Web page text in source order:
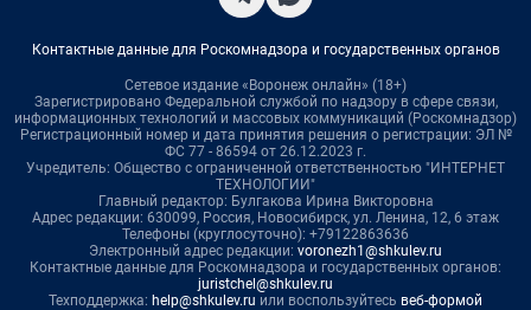
Контактные данные для Роскомнадзора и государственных органов
Сетевое издание «Воронеж онлайн» (18+)
Зарегистрировано Федеральной службой по надзору в сфере связи,
информационных технологий и массовых коммуникаций (Роскомнадзор)
Регистрационный номер и дата принятия решения о регистрации: ЭЛ №
ФС 77 - 86594 от 26.12.2023 г.
Учредитель: Общество с ограниченной ответственностью "ИНТЕРНЕТ
ТЕХНОЛОГИИ"
Главный редактор: Булгакова Ирина Викторовна
Адрес редакции: 630099, Россия, Новосибирск, ул. Ленина, 12, 6 этаж
Телефоны (круглосуточно): +79122863636
Электронный адрес редакции: voronezh1@shkulev.ru
Контактные данные для Роскомнадзора и государственных органов:
juristchel@shkulev.ru
Техподдержка: help@shkulev.ru или воспользуйтесь веб-формой